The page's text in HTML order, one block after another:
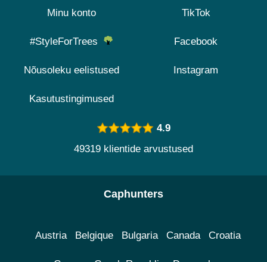
Minu konto
#StyleForTrees
Nõusoleku eelistused
Kasutustingimused
TikTok
Facebook
Instagram
4.9
49319 klientide arvustused
Caphunters
Austria Belgique Bulgaria Canada Croatia